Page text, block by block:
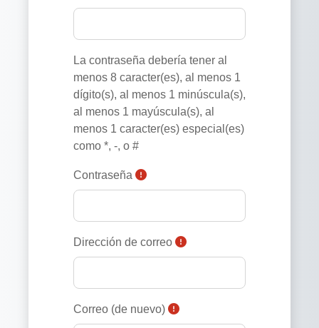
La contraseña debería tener al
menos 8 caracter(es), al menos 1
dígito(s), al menos 1 minúscula(s),
al menos 1 mayúscula(s), al
menos 1 caracter(es) especial(es)
como *, -, o #
Contraseña
Dirección de correo
Correo (de nuevo)